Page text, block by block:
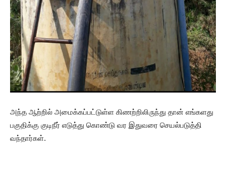
அந்த ஆற்றில் அமைக்கப்பட்டுள்ள கிணற்றிலிருந்து தான் எங்களது
பகுதிக்கு குடிநீர் எடுத்து கொண்டு வர இதுவரை செயல்படுத்தி
வந்தார்கள்.